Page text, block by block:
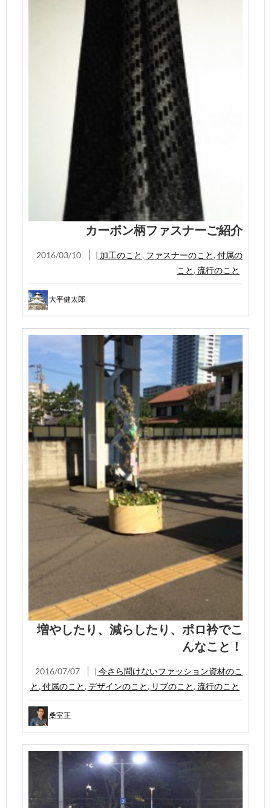
カーボン柄ファスナーご紹介
2016/03/10 | 加工のこと , ファスナーのこと , 付属の
こと , 流行のこと
大平健太郎
増やしたり、減らしたり、ポロ衿でこ
んなこと！
2016/07/07 | 今さら聞けないファッション資材のこ
と , 付属のこと , デザインのこと , リブのこと , 流行のこと
桑室正